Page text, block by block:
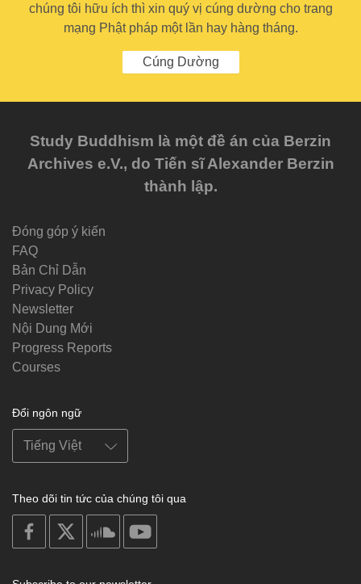
chúng tôi hữu ích thì xin quý vị cúng dường cho trang
mạng Phật pháp một lần hay hàng tháng.
Cúng Dường
Study Buddhism là một đề án của Berzin
Archives e.V., do Tiến sĩ Alexander Berzin
thành lập.
Đóng góp ý kiến
FAQ
Bản Chỉ Dẫn
Privacy Policy
Newsletter
Nội Dung Mới
Progress Reports
Courses
Đổi ngôn ngữ
Theo dõi tin tức của chúng tôi qua
on
facebook
soundcloud